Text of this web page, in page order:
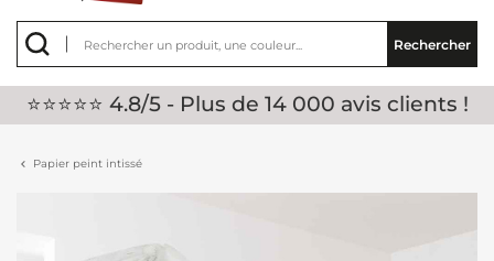
Rechercher
⭐⭐⭐⭐⭐ 4.8/5 - Plus de 14 000 avis clients !
Papier peint intissé